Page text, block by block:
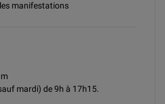
manifestations
mardi) de 9h à 17h15.